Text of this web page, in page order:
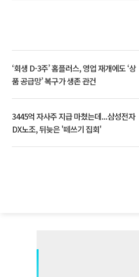
‘회생 D-3주’ 홈플러스, 영업 재개에도 ‘상
품 공급망’ 복구가 생존 관건
3445억 자사주 지급 마쳤는데...삼성전자
DX노조, 뒤늦은 '떼쓰기 집회'